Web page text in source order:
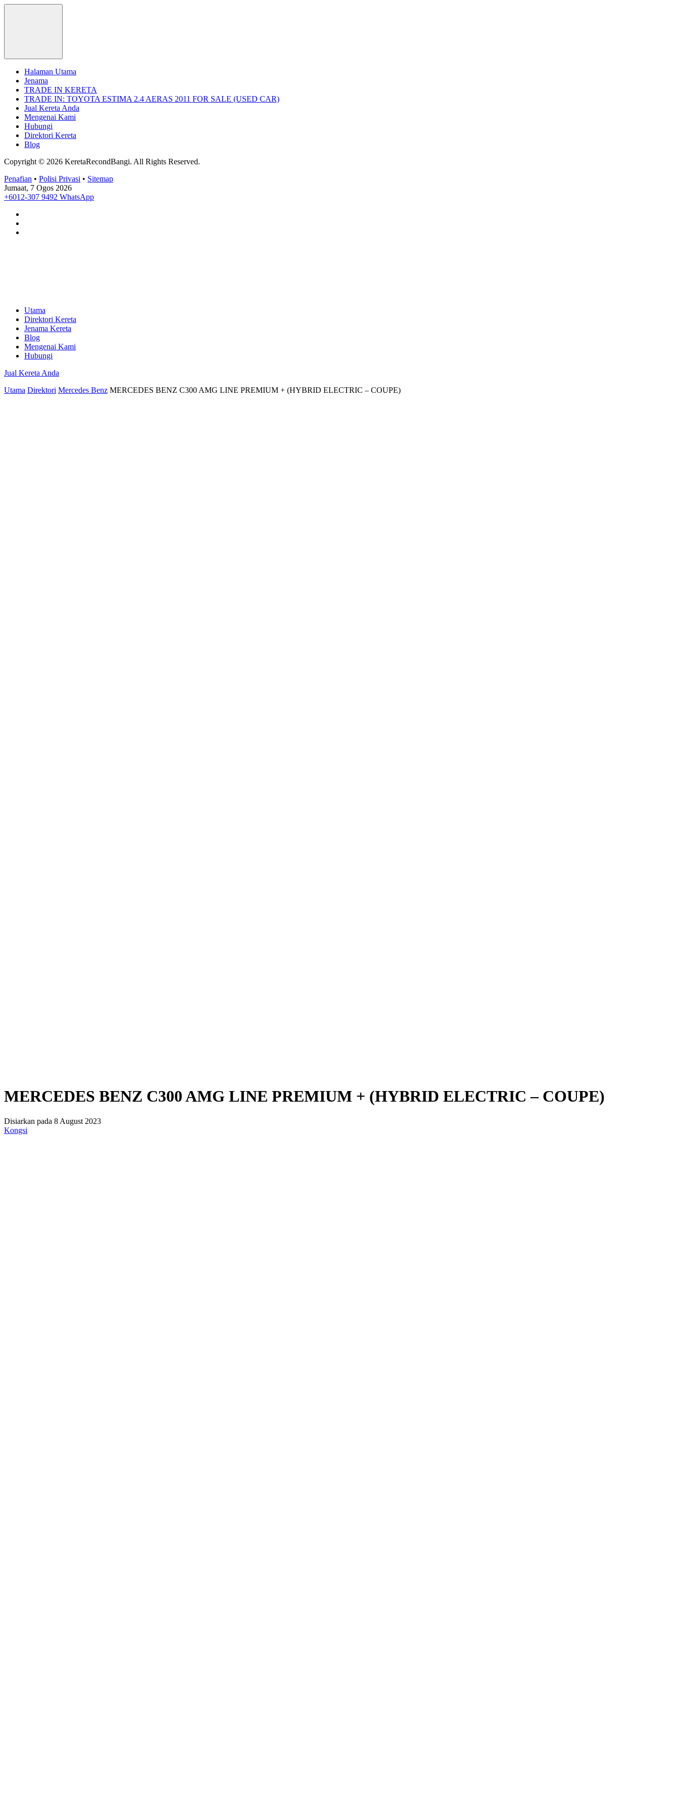
Halaman Utama
Jenama
TRADE IN KERETA
TRADE IN: TOYOTA ESTIMA 2.4 AERAS 2011 FOR SALE (USED CAR)
Jual Kereta Anda
Mengenai Kami
Hubungi
Direktori Kereta
Blog
Copyright © 2026 KeretaRecondBangi. All Rights Reserved.
Penafian • Polisi Privasi • Sitemap
Jumaat, 7 Ogos 2026
+6012-307 9492 WhatsApp
Utama
Direktori Kereta
Jenama Kereta
Blog
Mengenai Kami
Hubungi
Jual Kereta Anda
Utama Direktori Mercedes Benz MERCEDES BENZ C300 AMG LINE PREMIUM + (HYBRID ELECTRIC – COUPE)
MERCEDES BENZ C300 AMG LINE PREMIUM + (HYBRID ELECTRIC – COUPE)
Disiarkan pada 8 August 2023
Kongsi